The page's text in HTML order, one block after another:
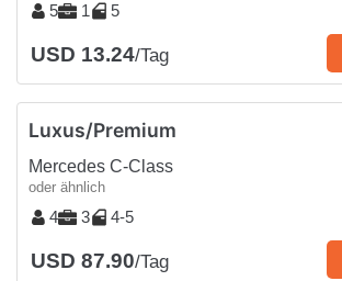
5 1 5
USD 13.24/Tag
Luxus/Premium
Mercedes C-Class
oder ähnlich
4 3 4-5
USD 87.90/Tag